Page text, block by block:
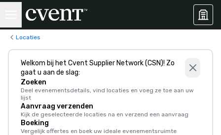
Locaties
Welkom bij het Cvent Supplier Network (CSN)! Zo
gaat u aan de slag:
Zoeken
Deel evenementsdetails, vind locaties en voeg ze toe aan uw
lijst
Aanvraag verzenden
Kijk de geselecteerde locaties na en verzend een aanvraag
Boeking
Vergelijk offertes en boek uw ideale evenementsruimte